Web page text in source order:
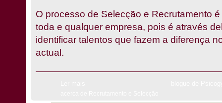
O processo de Selecção e Recrutamento
toda e qualquer empresa, pois é através
identificar talentos que fazem a diferença
actual.